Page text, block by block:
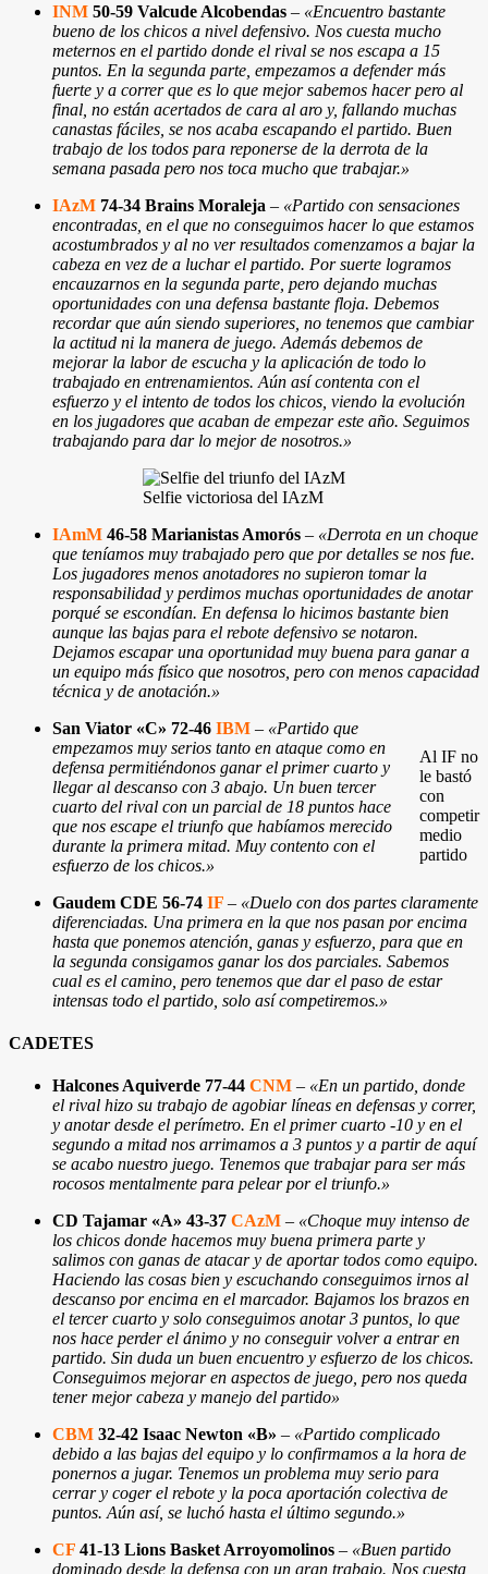
INM 50-59 Valcude Alcobendas – «Encuentro bastante
bueno de los chicos a nivel defensivo. Nos cuesta mucho
meternos en el partido donde el rival se nos escapa a 15
puntos. En la segunda parte, empezamos a defender más
fuerte y a correr que es lo que mejor sabemos hacer pero al
final, no están acertados de cara al aro y, fallando muchas
canastas fáciles, se nos acaba escapando el partido. Buen
trabajo de los todos para reponerse de la derrota de la
semana pasada pero nos toca mucho que trabajar.»
IAzM 74-34 Brains Moraleja – «Partido con sensaciones
encontradas, en el que no conseguimos hacer lo que estamos
acostumbrados y al no ver resultados comenzamos a bajar la
cabeza en vez de a luchar el partido. Por suerte logramos
encauzarnos en la segunda parte, pero dejando muchas
oportunidades con una defensa bastante floja. Debemos
recordar que aún siendo superiores, no tenemos que cambiar
la actitud ni la manera de juego. Además debemos de
mejorar la labor de escucha y la aplicación de todo lo
trabajado en entrenamientos. Aún así contenta con el
esfuerzo y el intento de todos los chicos, viendo la evolución
en los jugadores que acaban de empezar este año. Seguimos
trabajando para dar lo mejor de nosotros.»
Selfie victoriosa del IAzM
IAmM 46-58 Marianistas Amorós – «Derrota en un choque
que teníamos muy trabajado pero que por detalles se nos fue.
Los jugadores menos anotadores no supieron tomar la
responsabilidad y perdimos muchas oportunidades de anotar
porqué se escondían. En defensa lo hicimos bastante bien
aunque las bajas para el rebote defensivo se notaron.
Dejamos escapar una oportunidad muy buena para ganar a
un equipo más físico que nosotros, pero con menos capacidad
técnica y de anotación.»
Al IF no
le bastó
con
competir
medio
partido
San Viator «C» 72-46 IBM – «Partido que
empezamos muy serios tanto en ataque como en
defensa permitiéndonos ganar el primer cuarto y
llegar al descanso con 3 abajo. Un buen tercer
cuarto del rival con un parcial de 18 puntos hace
que nos escape el triunfo que habíamos merecido
durante la primera mitad. Muy contento con el
esfuerzo de los chicos.»
Gaudem CDE 56-74 IF – «Duelo con dos partes claramente
diferenciadas. Una primera en la que nos pasan por encima
hasta que ponemos atención, ganas y esfuerzo, para que en
la segunda consigamos ganar los dos parciales. Sabemos
cual es el camino, pero tenemos que dar el paso de estar
intensas todo el partido, solo así competiremos.»
CADETES
Halcones Aquiverde 77-44 CNM – «En un partido, donde
el rival hizo su trabajo de agobiar líneas en defensas y correr,
y anotar desde el perímetro. En el primer cuarto -10 y en el
segundo a mitad nos arrimamos a 3 puntos y a partir de aquí
se acabo nuestro juego. Tenemos que trabajar para ser más
rocosos mentalmente para pelear por el triunfo.»
CD Tajamar «A» 43-37 CAzM – «Choque muy intenso de
los chicos donde hacemos muy buena primera parte y
salimos con ganas de atacar y de aportar todos como equipo.
Haciendo las cosas bien y escuchando conseguimos irnos al
descanso por encima en el marcador. Bajamos los brazos en
el tercer cuarto y solo conseguimos anotar 3 puntos, lo que
nos hace perder el ánimo y no conseguir volver a entrar en
partido. Sin duda un buen encuentro y esfuerzo de los chicos.
Conseguimos mejorar en aspectos de juego, pero nos queda
tener mejor cabeza y manejo del partido»
CBM 32-42 Isaac Newton «B» – «Partido complicado
debido a las bajas del equipo y lo confirmamos a la hora de
ponernos a jugar. Tenemos un problema muy serio para
cerrar y coger el rebote y la poca aportación colectiva de
puntos. Aún así, se luchó hasta el último segundo.»
CF 41-13 Lions Basket Arroyomolinos – «Buen partido
dominado desde la defensa con un gran trabajo. Nos cuesta